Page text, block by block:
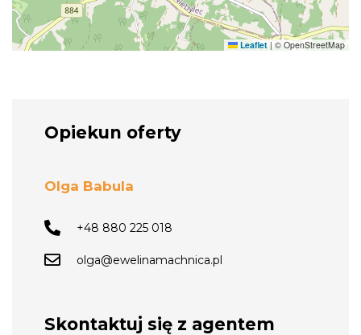
Leaflet |© OpenStreetMap
Opiekun oferty
Olga Babula
+48 880 225 018
olga@ewelinamachnica.pl
Skontaktuj się z agentem